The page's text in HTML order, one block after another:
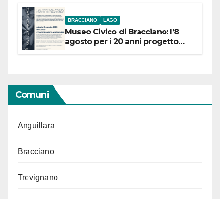
BRACCIANO LAGO
Museo Civico di Bracciano: l’8
agosto per i 20 anni progetto
Comuni
Anguillara
Bracciano
Trevignano